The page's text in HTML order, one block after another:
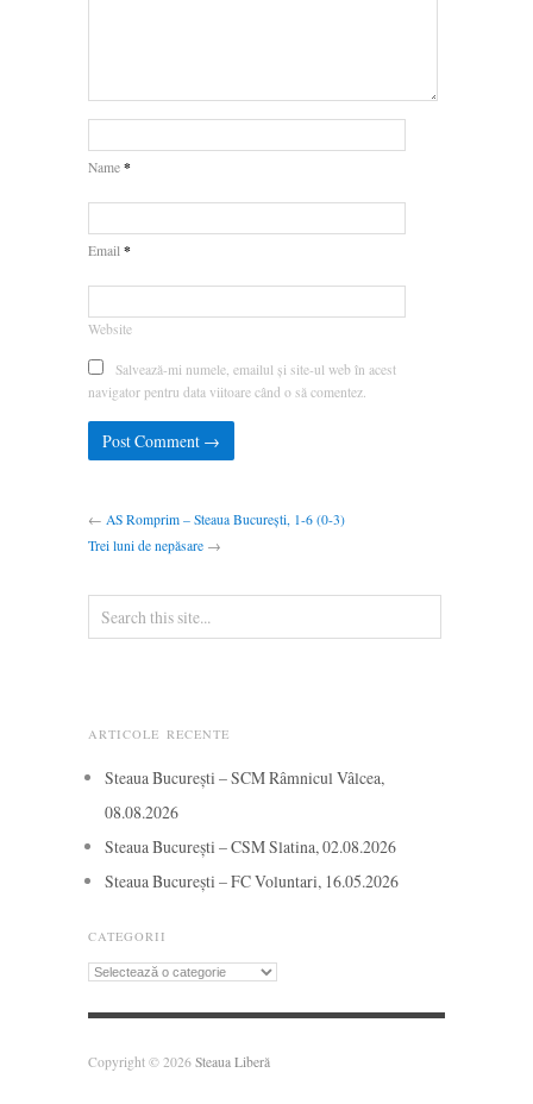
Name *
Email *
Website
Salvează-mi numele, emailul și site-ul web în acest
navigator pentru data viitoare când o să comentez.
← AS Romprim – Steaua București, 1-6 (0-3)
Trei luni de nepăsare →
ARTICOLE RECENTE
Steaua București – SCM Râmnicul Vâlcea,
08.08.2026
Steaua București – CSM Slatina, 02.08.2026
Steaua București – FC Voluntari, 16.05.2026
CATEGORII
Categorii
Copyright © 2026 Steaua Liberă